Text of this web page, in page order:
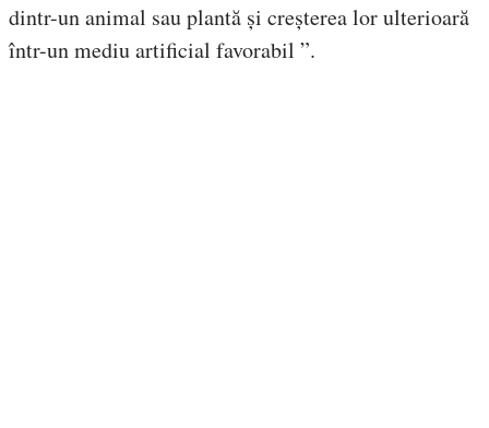
dintr-un animal sau plantă și creșterea lor ulterioară
într-un mediu artificial favorabil ”.